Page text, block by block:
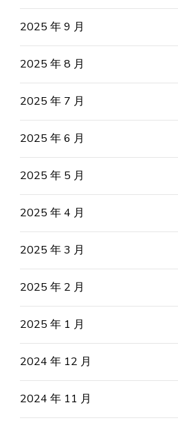
2025 年 9 月
2025 年 8 月
2025 年 7 月
2025 年 6 月
2025 年 5 月
2025 年 4 月
2025 年 3 月
2025 年 2 月
2025 年 1 月
2024 年 12 月
2024 年 11 月